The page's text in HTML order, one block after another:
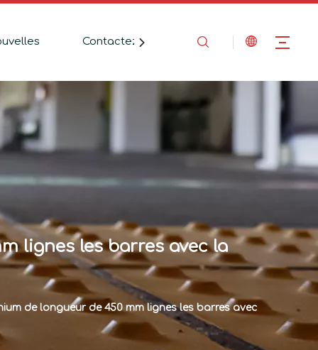
Contactez-Nous
lignes les barres avec la
de longueur de 450 mm lignes les barres avec